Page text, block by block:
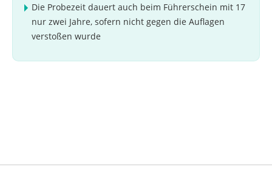
Die Probezeit dauert auch beim Führerschein mit 17
nur zwei Jahre, sofern nicht gegen die Auflagen
verstoßen wurde